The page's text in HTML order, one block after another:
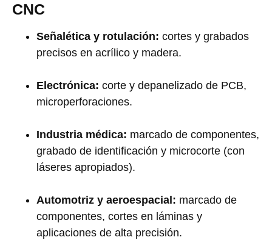
CNC
Señalética y rotulación: cortes y grabados
precisos en acrílico y madera.
Electrónica: corte y depanelizado de PCB,
microperforaciones.
Industria médica: marcado de componentes,
grabado de identificación y microcorte (con
láseres apropiados).
Automotriz y aeroespacial: marcado de
componentes, cortes en láminas y
aplicaciones de alta precisión.